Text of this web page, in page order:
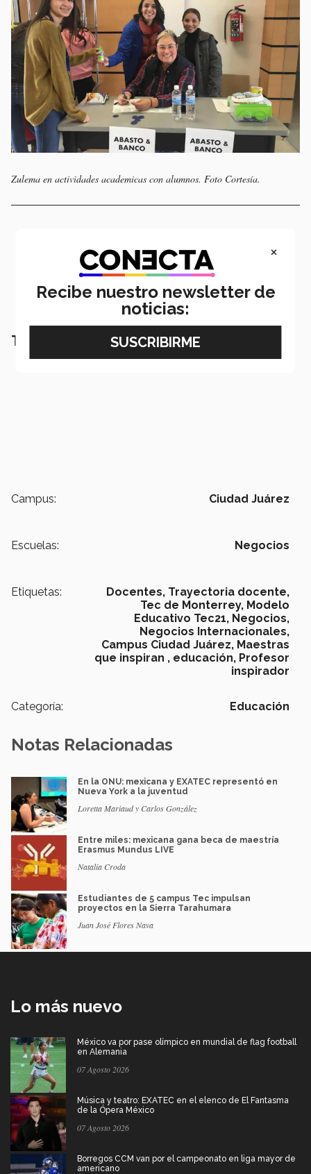
Zulema en actividades academicas con alumnos. Foto Cortesía.
TAMBIÉN QUÉRRAS LEER
Campus: Ciudad Juárez
Escuelas: Negocios
Etiquetas: Docentes, Trayectoria docente,
Tec de Monterrey, Modelo
Educativo Tec21, Negocios,
Negocios Internacionales,
Campus Ciudad Juárez, Maestras
que inspiran , educación, Profesor
inspirador
Categoría: Educación
Notas Relacionadas
En la ONU: mexicana y EXATEC representó en
Nueva York a la juventud
Loretta Mariaud y Carlos González
Entre miles: mexicana gana beca de maestría
Erasmus Mundus LIVE
Natalia Croda
Estudiantes de 5 campus Tec impulsan
proyectos en la Sierra Tarahumara
Juan José Flores Nava
Lo más nuevo
México va por pase olímpico en mundial de flag football
en Alemania
07 Agosto 2026
Música y teatro: EXATEC en el elenco de El Fantasma
de la Ópera México
07 Agosto 2026
Borregos CCM van por el campeonato en liga mayor de
americano
×
Recibe nuestro newsletter de
noticias: